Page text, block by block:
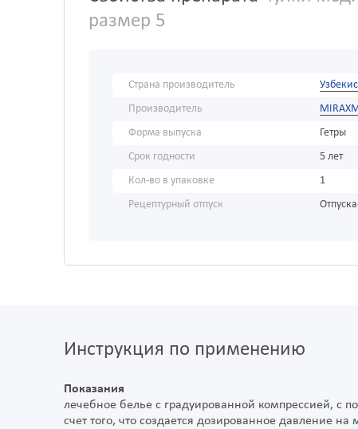
размер 5
Страна производитель
Производитель
Форма выпуска
Гетры
Срок годности
5 лет
Кол-во в упаковке
1
Рецептурный отпуск
Инструкция по применению
Показания
лечебное белье с градуированной компрессией, с
счет того, что создается дозированное давление